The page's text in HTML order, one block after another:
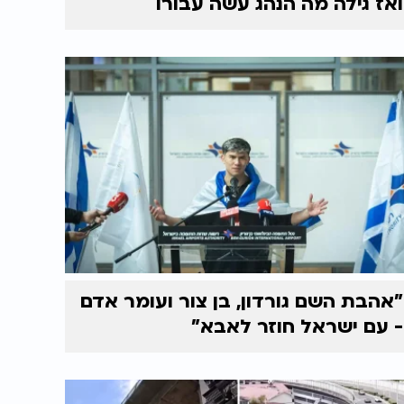
"אהבת השם גורדון, בן צור ועומר אדם
- עם ישראל חוזר לאבא"